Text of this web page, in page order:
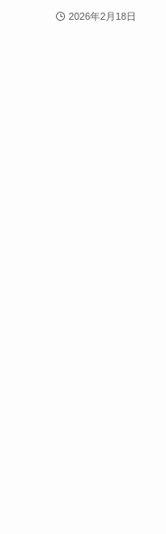
2026年2月18日